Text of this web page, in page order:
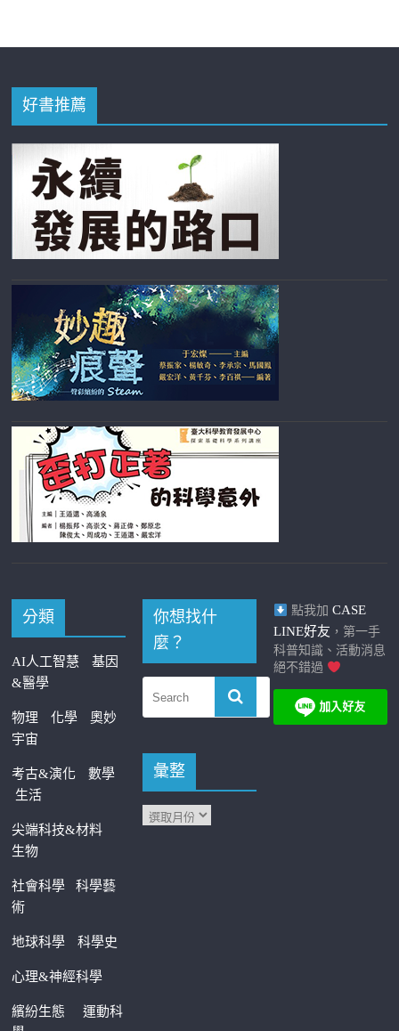
好書推薦
分類
AI人工智慧
基因
&醫學
物理 化學
奧妙
宇宙
考古&演化
數學
生活
尖端科技&材料
生物
社會科學科學藝
術
地球科學 科學史
心理&神經科學
繽紛生態運動科
你想找什
麼？
彙整
點我加 CASE
LINE好友 ，第一手
科普知識、活動消息
絕不錯過